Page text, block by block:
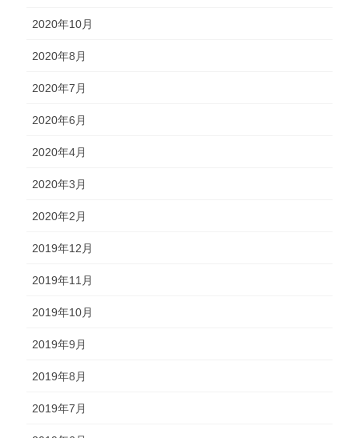
2020年10月
2020年8月
2020年7月
2020年6月
2020年4月
2020年3月
2020年2月
2019年12月
2019年11月
2019年10月
2019年9月
2019年8月
2019年7月